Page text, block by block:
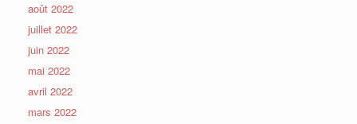
août 2022
juillet 2022
juin 2022
mai 2022
avril 2022
mars 2022